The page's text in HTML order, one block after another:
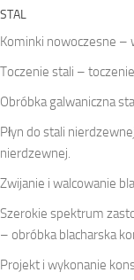
STAL
Kominki nowoczesne –
Toczenie stali –
Obróbka galwaniczna
Płyn do stali
nierdzewnej.
Zwijanie i walcowanie
Szerokie spektrum
– obróbka blacharska
Projekt i wykonanie